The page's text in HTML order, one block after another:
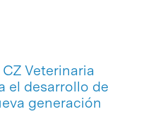
Veterinaria
el desarrollo de
generación